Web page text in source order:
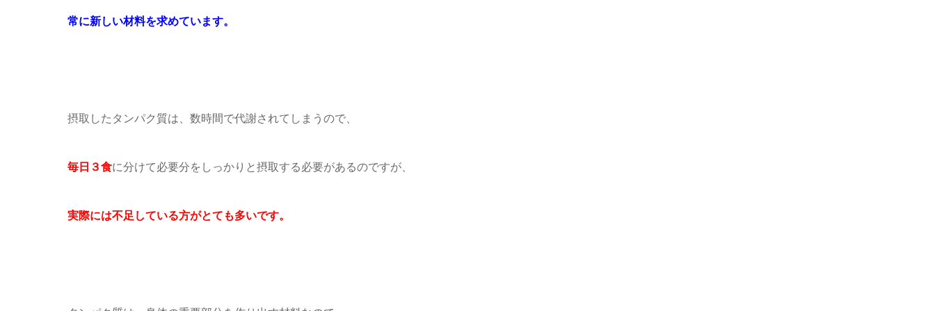
常に新しい材料を求めています。
摂取したタンパク質は、数時間で代謝されてしまうので、
毎日３食に分けて必要分をしっかりと摂取する必要があるのですが、
実際には不足している方がとても多いです。